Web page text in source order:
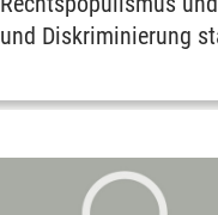
Diskriminierung